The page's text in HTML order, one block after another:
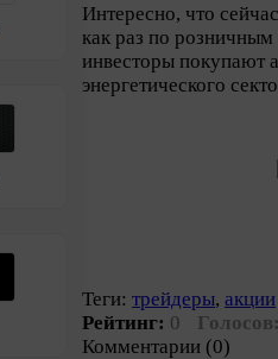
Интересно, что
как раз по
инвесторы покупают
энергетического
Теги: трейдеры, акции
Рейтинг: 0
Комментарии (0)